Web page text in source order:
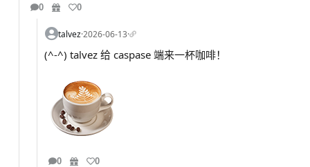
0 0
talvez·2026-06-13·
(^-^) talvez 给 caspase 端来一杯咖啡！
0 0